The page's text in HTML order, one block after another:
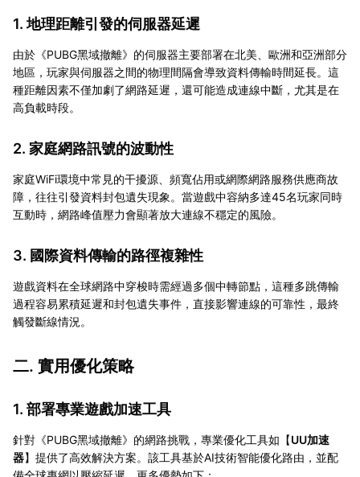
1. 地理距離引發的伺服器延遲
由於《PUBG黑域撤離》的伺服器主要部署在北美、歐洲和亞洲部分
地區，玩家與伺服器之間的物理間隔會導致資料傳輸時間延長。這
種距離因素不僅加劇了網路延遲，還可能造成連線中斷，尤其是在
高負載時段。
2. 家庭網路訊號的波動性
家庭WiFi環境中常見的干擾源、頻寬佔用或網際網路服務供應商故
障，往往引發資料封包遺失現象。當遊戲中容納多達45名玩家同時
互動時，網路峰值壓力會顯著放大連線不穩定的風險。
3. 國際資料傳輸的路徑複雜性
遊戲資料在全球網路中穿梭時需經過多個中轉節點，這種多跳傳輸
過程容易累積延遲和封包遺失事件，直接影響連線的可靠性，最終
觸發斷線情況。
二. 實用優化策略
1. 部署專業遊戲加速工具
針對《PUBG黑域撤離》的網路挑戰，專業優化工具如【UU加速
器】提供了高效解決方案。該工具基於AI技術智能優化路由，並配